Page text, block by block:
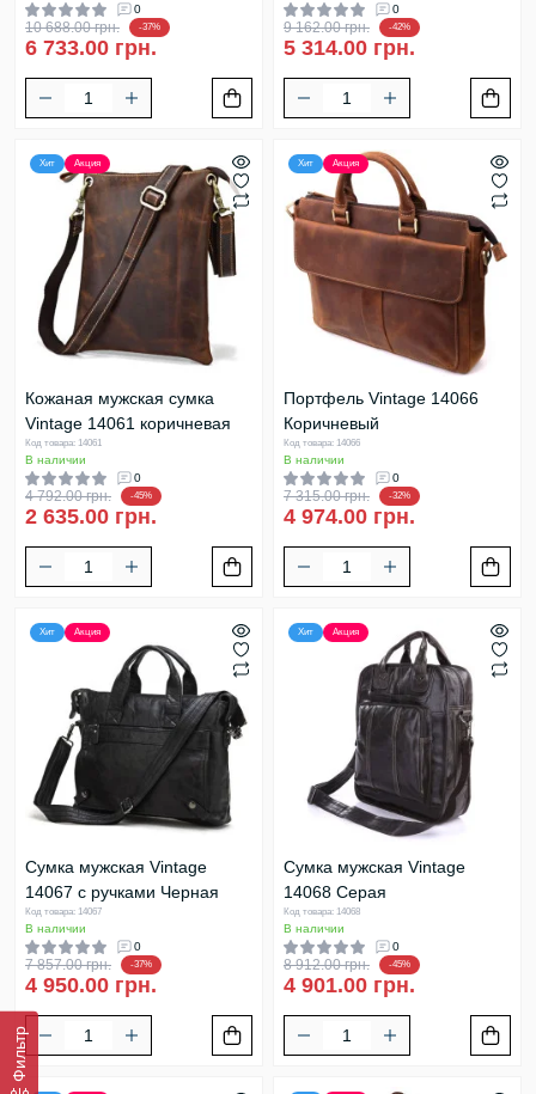
Фильтр
0
10 688.00 грн. -37%
6 733.00 грн.
0
9 162.00 грн. -42%
5 314.00 грн.
Хит Акция
Кожаная мужская сумка
Vintage 14061 коричневая
Код товара: 14061
В наличии
0
4 792.00 грн. -45%
2 635.00 грн.
Хит Акция
Портфель Vintage 14066
Коричневый
Код товара: 14066
В наличии
0
7 315.00 грн. -32%
4 974.00 грн.
Хит Акция
Сумка мужская Vintage
14067 с ручками Черная
Код товара: 14067
В наличии
0
7 857.00 грн. -37%
4 950.00 грн.
Хит Акция
Сумка мужская Vintage
14068 Серая
Код товара: 14068
В наличии
0
8 912.00 грн. -45%
4 901.00 грн.